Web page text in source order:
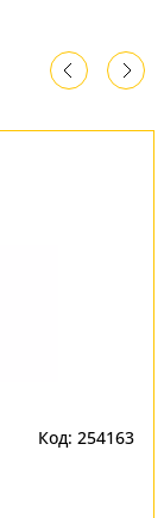
Код: 254163